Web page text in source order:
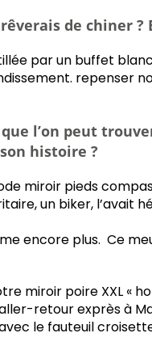
de chiner ?
par un buffet
repenser
l’on peut
histoire ?
miroir pieds
un biker, l’avait
encore plus. Ce
miroir poire XXL «
retour exprès à
le fauteuil